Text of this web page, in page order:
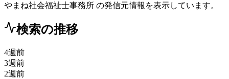
やまね社会福祉士事務所 の発信元情報を表示しています。
検索の推移
4週前
3週前
2週前